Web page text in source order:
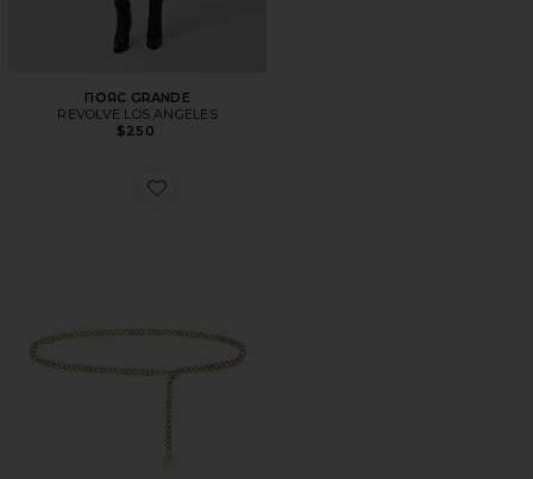
ПОЯС GRANDE
REVOLVE LOS ANGELES
$250
Favorite ПОЯС EVERYWHERE